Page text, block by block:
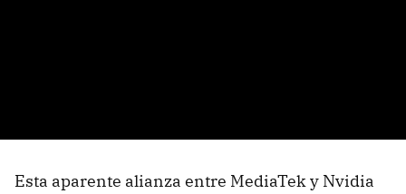
Esta aparente alianza entre MediaTek y Nvidia